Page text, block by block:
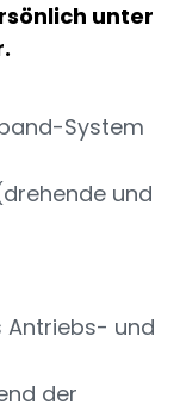
unter
System
und
Antriebs- und
der